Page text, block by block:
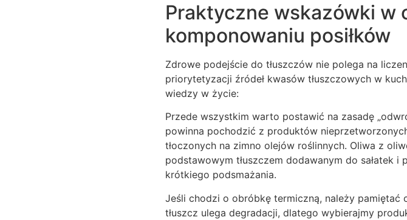
Praktyczne wskazówki w
komponowaniu posiłków
Zdrowe podejście do tłuszczów nie polega na
priorytetyzacji źródeł kwasów tłuszczowych w
wiedzy w życie:
Przede wszystkim warto postawić na zasadę
powinna pochodzić z produktów
tłoczonych na zimno olejów roślinnych. Oliwa z
podstawowym tłuszczem dodawanym do sałatek
krótkiego podsmażania.
Jeśli chodzi o obróbkę termiczną, należy pamiętać
tłuszcz ulega degradacji, dlatego wybierajmy